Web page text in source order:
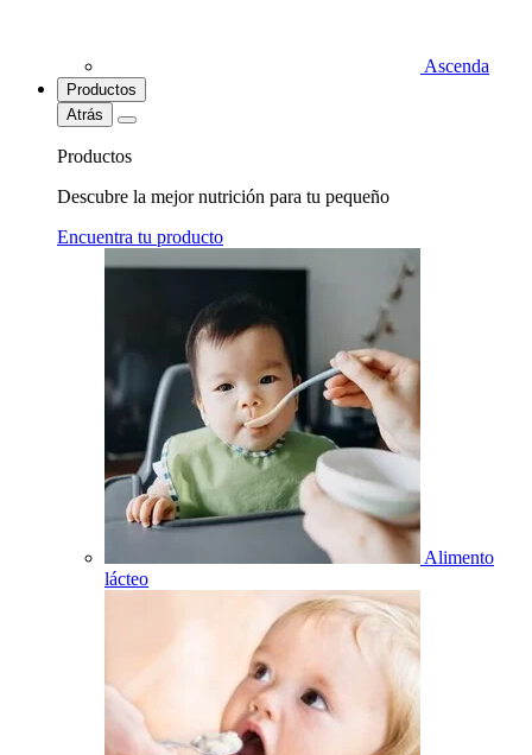
Ascenda
Productos
Atrás
Productos
Descubre la mejor nutrición para tu pequeño
Encuentra tu producto
Alimento
lácteo